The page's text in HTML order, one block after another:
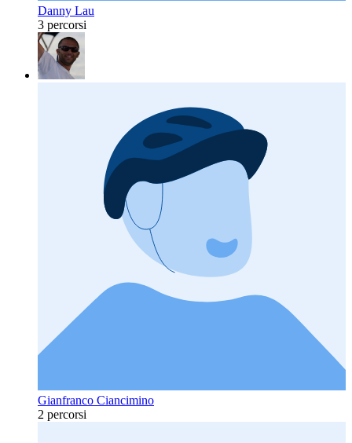
Danny Lau
3 percorsi
Gianfranco Ciancimino
2 percorsi